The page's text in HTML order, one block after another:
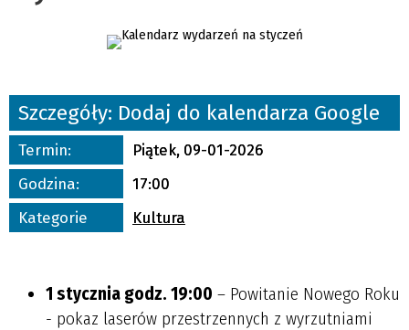
Trwające w zakresie
Promowane
Szczegóły: Dodaj do kalendarza Google
Termin:
Piątek, 09-01-2026
Godzina:
17:00
Kategorie
Kultura
1 stycznia godz. 19:00 – Powitanie Nowego Roku
- pokaz laserów przestrzennych z wyrzutniami